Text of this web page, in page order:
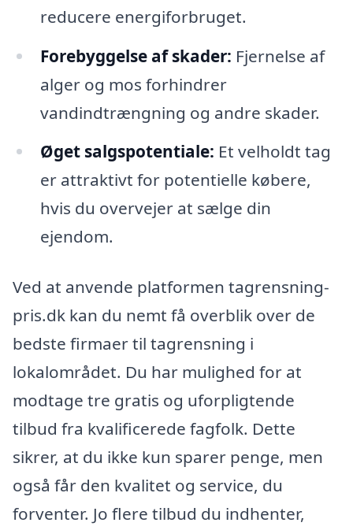
reducere energiforbruget.
Forebyggelse af skader: Fjernelse af
alger og mos forhindrer
vandindtrængning og andre skader.
Øget salgspotentiale: Et velholdt tag
er attraktivt for potentielle købere,
hvis du overvejer at sælge din
ejendom.
Ved at anvende platformen tagrensning-
pris.dk kan du nemt få overblik over de
bedste firmaer til tagrensning i
lokalområdet. Du har mulighed for at
modtage tre gratis og uforpligtende
tilbud fra kvalificerede fagfolk. Dette
sikrer, at du ikke kun sparer penge, men
også får den kvalitet og service, du
forventer. Jo flere tilbud du indhenter,